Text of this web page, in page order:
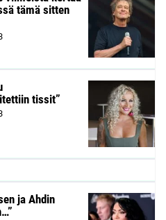
tämä sitten
tissit”
ja Ahdin